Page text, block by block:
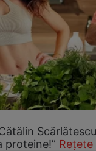
proteine!” Rețete